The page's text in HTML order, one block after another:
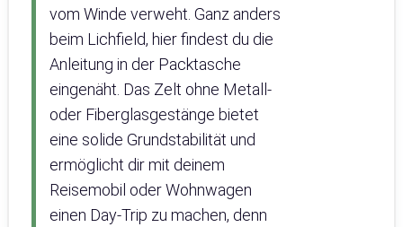
vom Winde verweht. Ganz anders
beim Lichfield, hier findest du die
Anleitung in der Packtasche
eingenäht. Das Zelt ohne Metall-
oder Fiberglasgestänge bietet
eine solide Grundstabilität und
ermöglicht dir mit deinem
Reisemobil oder Wohnwagen
einen Day-Trip zu machen, denn